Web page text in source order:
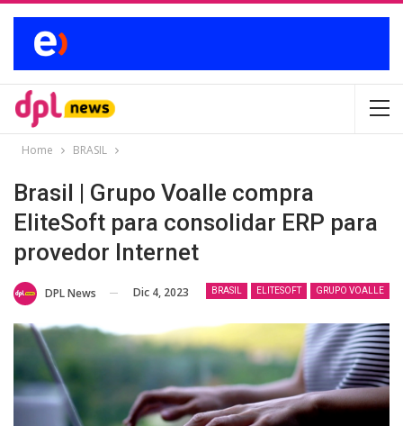
Home BRASIL
Brasil | Grupo Voalle compra
EliteSoft para consolidar ERP para
provedor Internet
BRASIL ELITESOFT GRUPO VOALLE
DPL News Dic 4, 2023